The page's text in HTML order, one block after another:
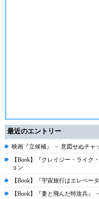
最近のエントリー
映画『立候補』 － 意図せぬチャ
【Book】『クレイジー・ライク
ョン
【Book】『宇宙旅行はエレベー
【Book】『妻と飛んだ特攻兵』